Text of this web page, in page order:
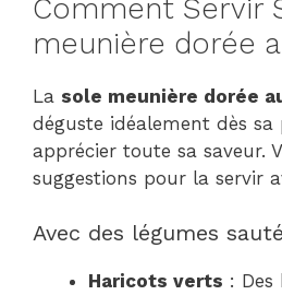
Comment Servir
meunière dorée
La sole meunière dorée
déguste idéalement dès
apprécier toute sa saveur.
suggestions pour la servir
Avec des légumes
Haricots verts : Des